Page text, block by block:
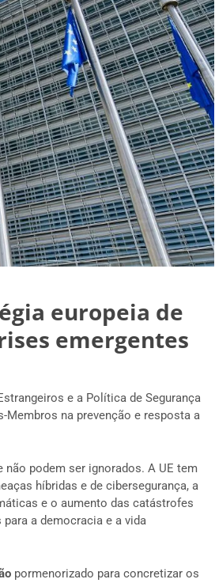
europeia de
emergentes
e a Política de Segurança
Membros na prevenção e resposta a
podem ser ignorados. A UE tem
híbridas e de cibersegurança, a
e o aumento das catástrofes
a democracia e a vida
pormenorizado para concretizar os